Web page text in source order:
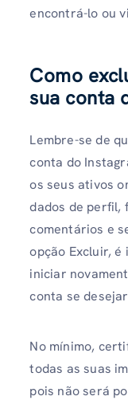
encontrá-lo ou
Como
sua conta
Lembre-se de
conta do
os seus ativos
dados de perfil,
comentários e
opção Excluir,
iniciar
conta se
No mínimo,
todas as suas
pois não será